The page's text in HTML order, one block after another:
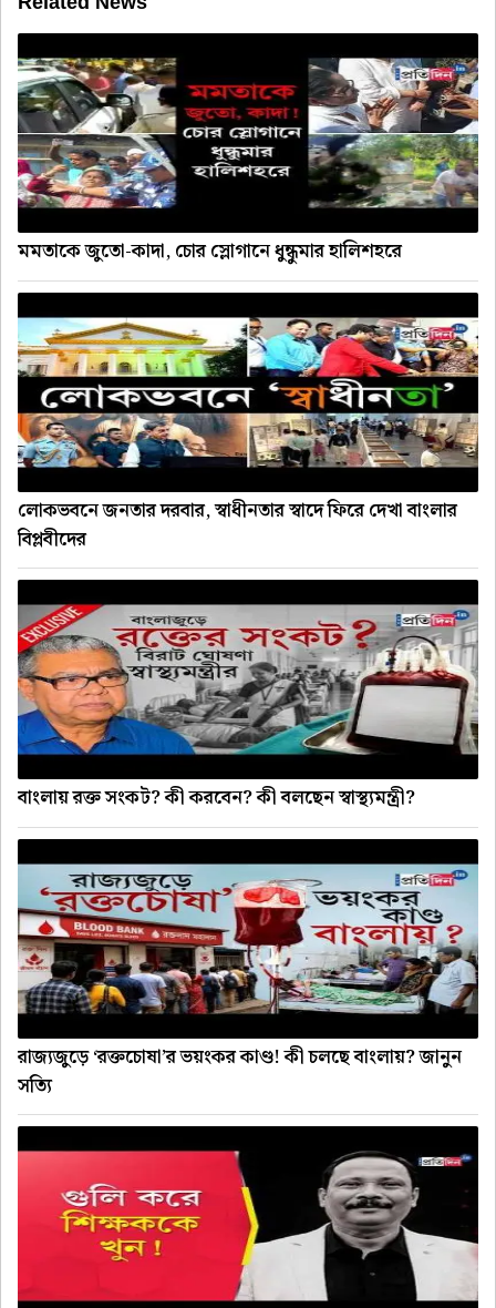
মমতাকে জুতো-কাদা, চোর স্লোগানে ধুন্ধুমার হালিশহরে
লোকভবনে জনতার দরবার, স্বাধীনতার স্বাদে ফিরে দেখা বাংলার
বিপ্লবীদের
বাংলায় রক্ত সংকট? কী করবেন? কী বলছেন স্বাস্থ্যমন্ত্রী?
রাজ্যজুড়ে ‘রক্তচোষা’র ভয়ংকর কাণ্ড! কী চলছে বাংলায়? জানুন
সত্যি